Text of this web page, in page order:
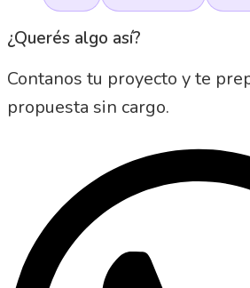
¿Querés algo así?
Contanos tu proyecto y te
propuesta sin cargo.